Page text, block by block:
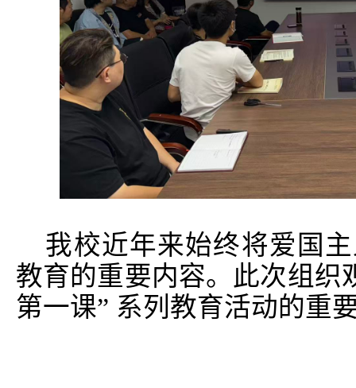
我校近年来始终将爱国
教育的重要内容。此次组织
第一课” 系列教育活动的重